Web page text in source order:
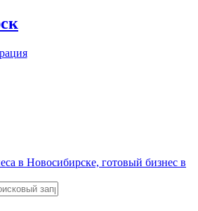
в Новосибирске, готовый бизнес в